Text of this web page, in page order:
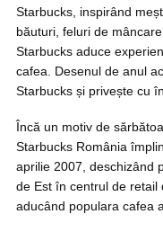
Starbucks, inspirând
băuturi, feluri de
Starbucks aduce
cafea. Desenul de anul
Starbucks și privește cu
Încă un motiv de
Starbucks România
aprilie 2007, deschizând
de Est în centrul de retail
aducând populara cafea